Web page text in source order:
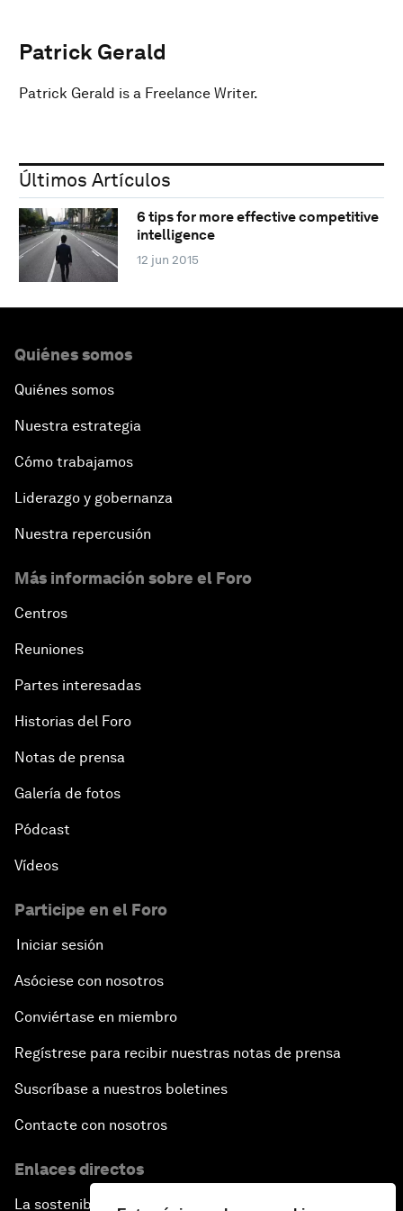
Patrick Gerald
Patrick Gerald is a Freelance Writer.
Últimos Artículos
6 tips for more effective competitive
intelligence
12 jun 2015
Quiénes somos
Quiénes somos
Nuestra estrategia
Cómo trabajamos
Liderazgo y gobernanza
Nuestra repercusión
Más información sobre el Foro
Centros
Reuniones
Partes interesadas
Historias del Foro
Notas de prensa
Galería de fotos
Pódcast
Vídeos
Participe en el Foro
Iniciar sesión
Asóciese con nosotros
Conviértase en miembro
Regístrese para recibir nuestras notas de prensa
Suscríbase a nuestros boletines
Contacte con nosotros
Enlaces directos
La sostenibilidad en el Foro